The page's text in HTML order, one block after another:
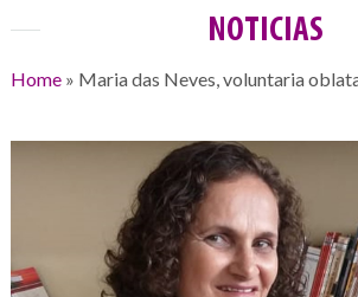
NOTICIAS
Home» Maria das Neves, voluntaria